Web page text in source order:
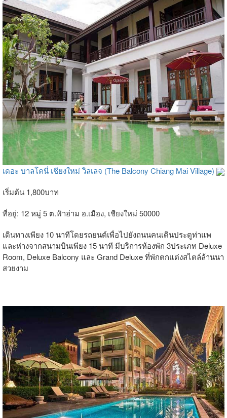
เดอะ บาลโคนี่ เชียงใหม่ วิลเลจ (The Balcony Chiang Mai Village)
เริ่มต้น 1,800บาท
ที่อยู่: 12 หมู่ 5 ต.ฟ้าฮ่าม อ.เมือง, เชียงใหม่ 50000
เดินทางเพียง 10 นาทีโดยรถยนต์เพื่อไปยังถนนคนเดินประตูท่าแพ
และห่างจากสนามบินเพียง 15 นาที มีบริการห้องพัก 3ประเภท Deluxe
Room, Deluxe Balcony และ Grand Deluxe ที่พักตกแต่งสไตล์ล้านนา
สวยงาม